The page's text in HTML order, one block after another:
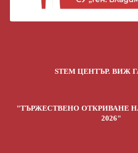
ГАЛЕРИЯ
АДМИНИСТРАТИВНИ
STEM ЦЕНТЪР. ВИЖ
"ТЪРЖЕСТВЕНО ОТКРИВАНЕ
2026"